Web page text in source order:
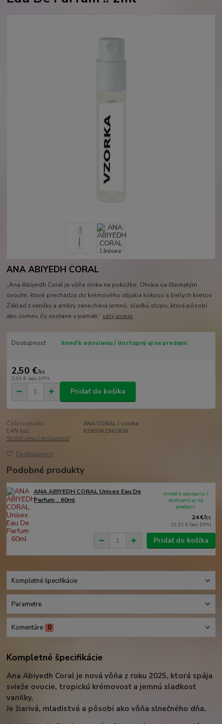
ANA ABIYEDH CORAL
„Ana Abiyedh Coral je vôňa slnka na pokožke. Otvára sa šťavnatým
ovocím, ktoré prechádza do krémového objatia kokosu a bielych kvetov.
Základ z vanilky a ambry zanecháva jemnú, sladkú stopu, ktorá pôsobí
ako úsmev, čo zostane v pamäti.“ celý popis
Dostupnosť ihneď k odoslaniu / dostupný aj na predajni
2,50 €/ks
2,03 € bez DPH
Pridať do košíka
Číslo produktu:
ANA CORAL / vzorka
EAN kód:
6290362341826
Strážiť cenu / dostupnosť
Do obľúbených
Podobné produkty
ANA ABIYEDH CORAL Unisex Eau De
Parfum .. 60ml
24 €/ks
19,51 € bez DPH
ihneď k odoslaniu /
dostupný aj na
predajni
Pridať do košíka
Kompletné špecifikácie
Parametre
Komentáre 0
Kompletné špecifikácie
Ana Abiyedh Coral je nová vôňa z roku 2025, ktorá spája
svieže ovocie, tropickú krémovosť a jemnú sladkosť
vanilky.
Je žiarivá, mladistvá a pôsobí ako vôňa slnečného dňa.